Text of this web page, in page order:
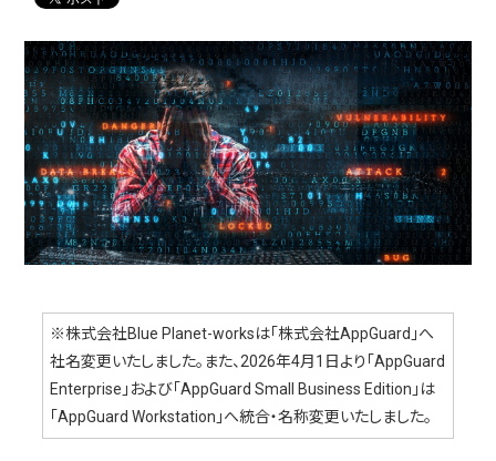
※株式会社Blue Planet-worksは「株式会社AppGuard」へ
社名変更いたしました。また、2026年4月1日より「AppGuard
Enterprise」および「AppGuard Small Business Edition」は
「AppGuard Workstation」へ統合・名称変更いたしました。